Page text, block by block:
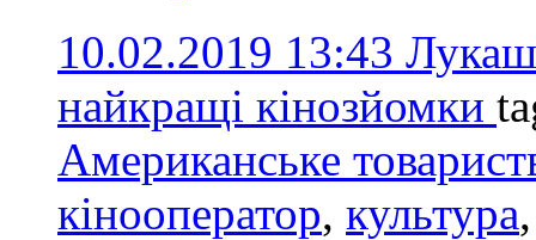
10.02.2019 13:43
найкращі кінозйомки
Американське
кінооператор, культура